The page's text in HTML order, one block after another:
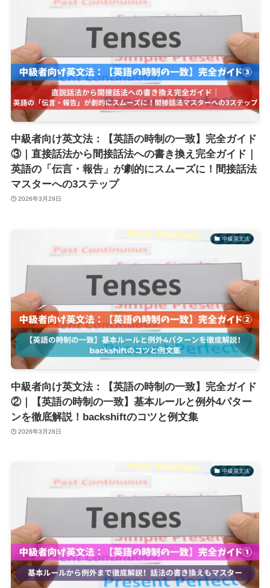
中級者向け英文法：【英語の時制の一致】完全ガイド
③｜直接話法から間接話法への書き換え完全ガイド｜
英語の「伝言・報告」が劇的にスムーズに！間接話法
マスターへの3ステップ
2026年3月29日
中級英文法
中級者向け英文法：【英語の時制の一致】完全ガイド
②｜【英語の時制の一致】基本ルールと例外4パター
ンを徹底解説！backshiftのコツと例文集
2026年3月28日
中級英文法